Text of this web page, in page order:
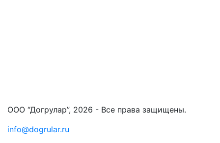
ООО “Догрулар”, 2026 - Все права защищены.
info@dogrular.ru